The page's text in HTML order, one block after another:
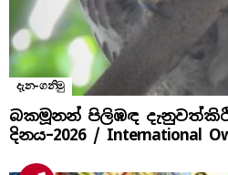
දැන-ගනිමු
බකමූනන් පිලිඹඳ
දිනය​–2026 / International